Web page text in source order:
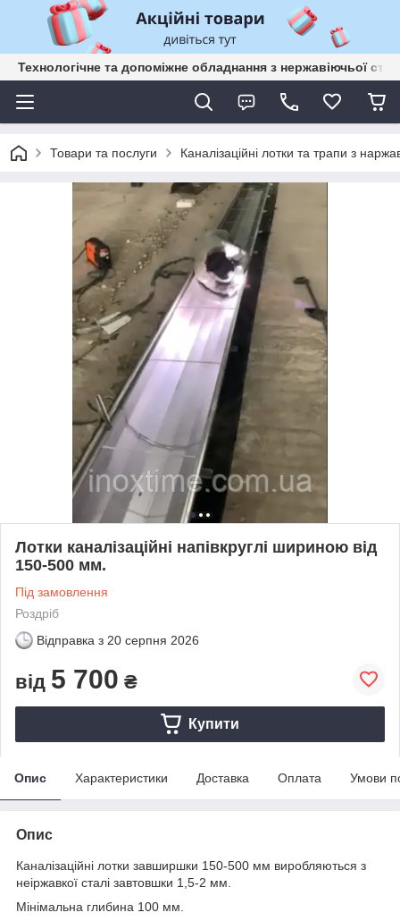
Технологічне та допоміжне обладнання з нержавіючьої
Товари та послуги Каналізаційні лотки та трапи з
Лотки каналізаційні напівкруглі шириною від
150-500 мм.
Під замовлення
Роздріб
Відправка з 20 серпня 2026
від 5 700 ₴
Купити
Опис Характеристики Доставка Оплата Умови
Опис
Каналізаційні лотки завширшки 150-500 мм виробляються з
неіржавкої сталі завтовшки 1,5-2 мм.
Мінімальна глибина 100 мм.